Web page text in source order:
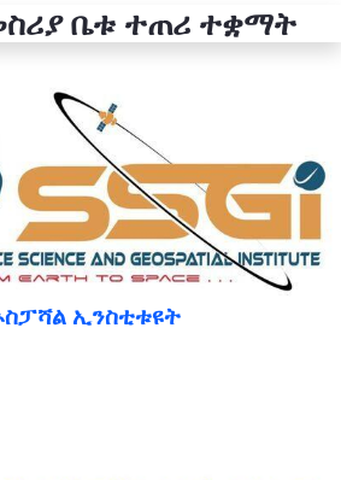
ቤቱ ተጠሪ ተቋማት
ኢንስቲቱዩት